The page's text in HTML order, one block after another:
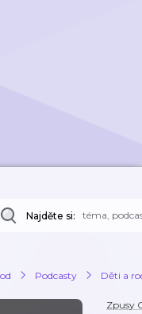
Najděte si:
Podcasty Děti a
Zpusy